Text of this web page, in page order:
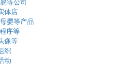
等公司
体店
婴等产品
序等
像等
织
动